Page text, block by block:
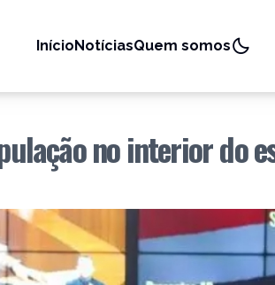
InícioNotíciasQuem somos
no interior do